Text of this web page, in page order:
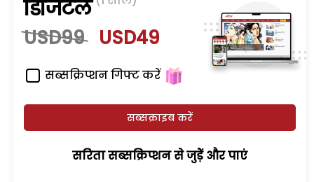
डिजिटल
USD99 USD49
सब्सक्रिप्शन गिफ्ट करें
सब्सक्राइब करें
सरिता सब्सक्रिप्शन से जुड़ेें और पाएं